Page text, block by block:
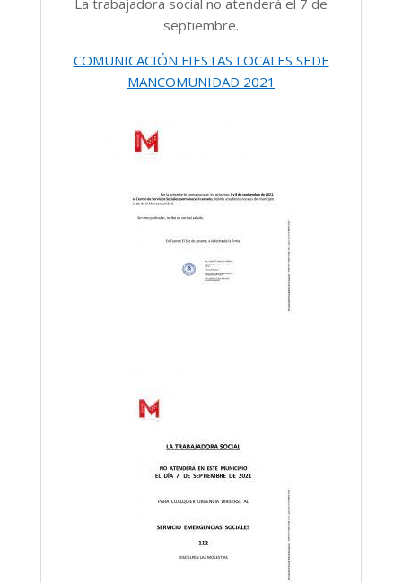
septiembre.
COMUNICACIÓN FIESTAS LOCALES SEDE
MANCOMUNIDAD 2021